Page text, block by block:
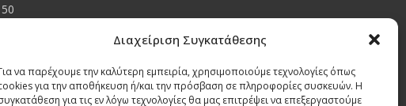
Διαχείριση Συγκατάθεσης
να παρέχουμε την καλύτερη εμπειρία, χρησιμοποιούμε τεχνολογίες όπως
για την αποθήκευση ή/και την πρόσβαση σε πληροφορίες συσκευών. Η
για τις εν λόγω τεχνολογίες θα μας επιτρέψει να επεξεργαστούμε